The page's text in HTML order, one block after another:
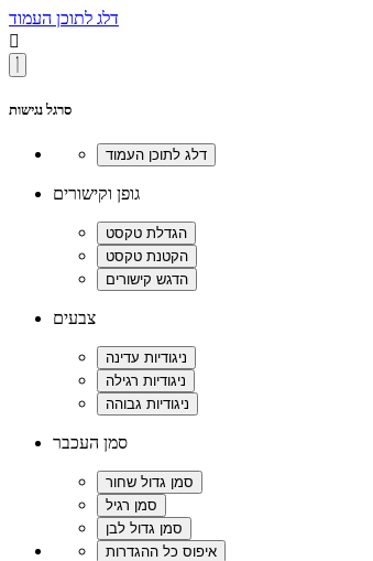
דלג לתוכן העמוד

סרגל נגישות
גופן וקישורים
צבעים
סמן העכבר